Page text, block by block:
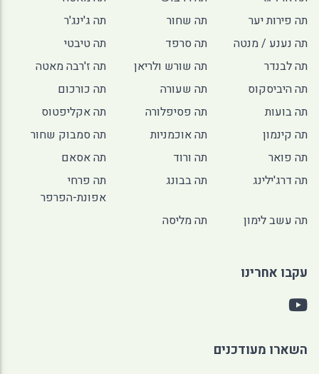
תה פירות יער
תה שחור
תה ג'ינג'ר
תה נענע / מנטה
תה סרפד
תה טיבטי
תה לבנדר
תה שורש ולריאן
תה ז'רבה מאטה
תה היביסקוס
תה שעורה
תה כורכום
תה בועות
תה פסיפלורה
תה אקליפטוס
תה קינמון
תה אוכמניות
תה סמבוק שחור
תה פואר
תה ורוד
תה אסאם
תה דרג'ילינג
תה בבונג
תה פרחי
אפונת-הפרפר
תה עשב לימון
תה מליסה
עקבו אחרינו
השארו מעודכנים